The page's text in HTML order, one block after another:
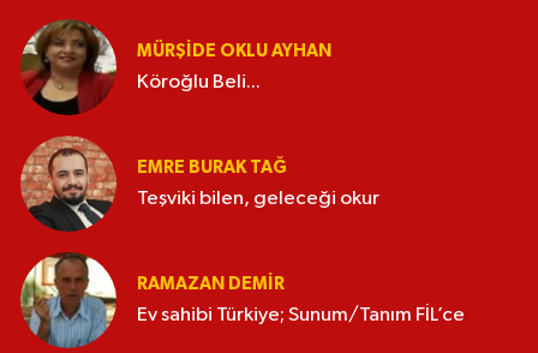
MÜRŞIDE OKLU AYHAN
Köroğlu Beli...
EMRE BURAK TAĞ
Teşviki bilen, geleceği okur
RAMAZAN DEMİR
Ev sahibi Türkiye; Sunum/Tanım FİL’ce